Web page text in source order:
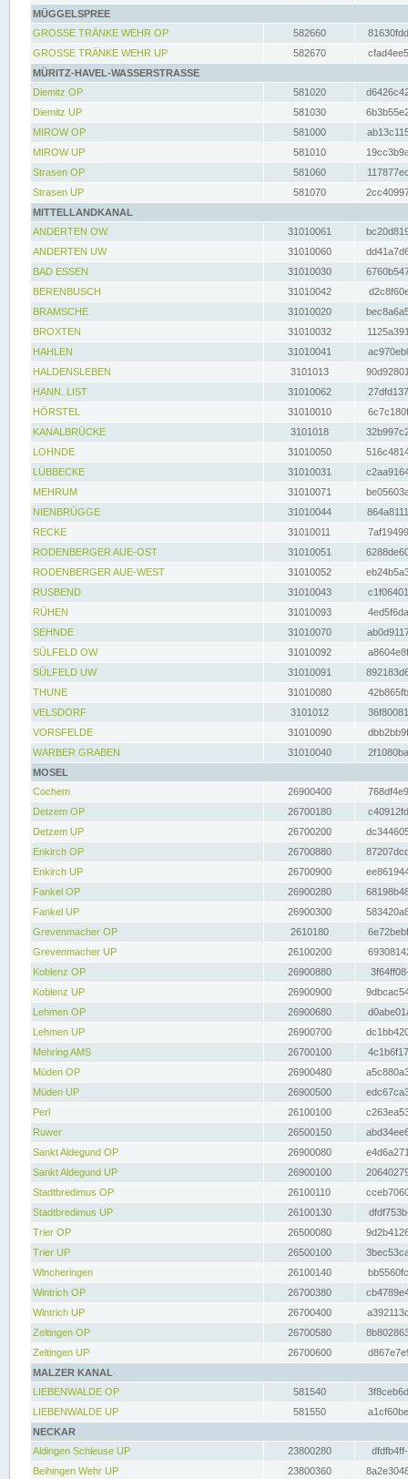
MÜGGELSPREE
GROSSE TRÄNKE WEHR OP
582660
GROSSE TRÄNKE WEHR UP
582670
MÜRITZ-HAVEL-WASSERSTRASSE
Diemitz OP
581020
Diemitz UP
581030
MIROW OP
581000
MIROW UP
581010
Strasen OP
581060
Strasen UP
581070
MITTELLANDKANAL
ANDERTEN OW
31010061
ANDERTEN UW
31010060
BAD ESSEN
31010030
BERENBUSCH
31010042
BRAMSCHE
31010020
BROXTEN
31010032
HAHLEN
31010041
HALDENSLEBEN
3101013
HANN. LIST
31010062
HÖRSTEL
31010010
KANALBRÜCKE
3101018
LOHNDE
31010050
LÜBBECKE
31010031
MEHRUM
31010071
NIENBRÜGGE
31010044
RECKE
31010011
RODENBERGER AUE-OST
31010051
RODENBERGER AUE-WEST
31010052
RUSBEND
31010043
RÜHEN
31010093
SEHNDE
31010070
SÜLFELD OW
31010092
SÜLFELD UW
31010091
THUNE
31010080
VELSDORF
3101012
VORSFELDE
31010090
WARBER GRABEN
31010040
MOSEL
Cochem
26900400
Detzem OP
26700180
Detzem UP
26700200
Enkirch OP
26700880
Enkirch UP
26700900
Fankel OP
26900280
Fankel UP
26900300
Grevenmacher OP
2610180
Grevenmacher UP
26100200
Koblenz OP
26900880
Koblenz UP
26900900
Lehmen OP
26900680
Lehmen UP
26900700
Mehring AMS
26700100
Müden OP
26900480
Müden UP
26900500
Perl
26100100
Ruwer
26500150
Sankt Aldegund OP
26900080
Sankt Aldegund UP
26900100
Stadtbredimus OP
26100110
Stadtbredimus UP
26100130
Trier OP
26500080
Trier UP
26500100
Wincheringen
26100140
Wintrich OP
26700380
Wintrich UP
26700400
Zeltingen OP
26700580
Zeltingen UP
26700600
MALZER KANAL
LIEBENWALDE OP
581540
LIEBENWALDE UP
581550
NECKAR
Aldingen Schleuse UP
23800280
Beihingen Wehr UP
23800360